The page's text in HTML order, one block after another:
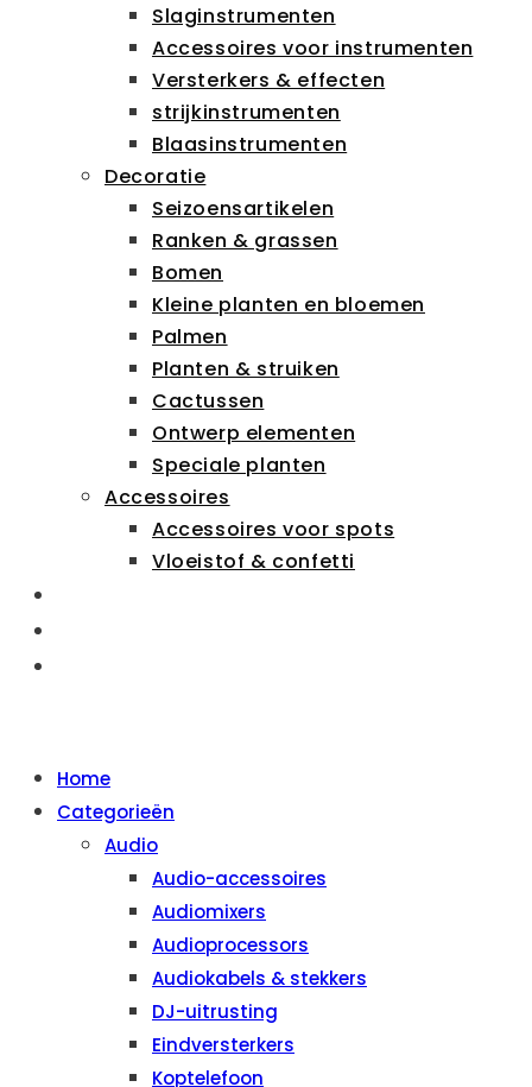
Slaginstrumenten
Accessoires voor instrumenten
Versterkers & effecten
strijkinstrumenten
Blaasinstrumenten
Decoratie
Seizoensartikelen
Ranken & grassen
Bomen
Kleine planten en bloemen
Palmen
Planten & struiken
Cactussen
Ontwerp elementen
Speciale planten
Accessoires
Accessoires voor spots
Vloeistof & confetti
Home
Categorieën
Audio
Audio-accessoires
Audiomixers
Audioprocessors
Audiokabels & stekkers
DJ-uitrusting
Eindversterkers
Koptelefoon